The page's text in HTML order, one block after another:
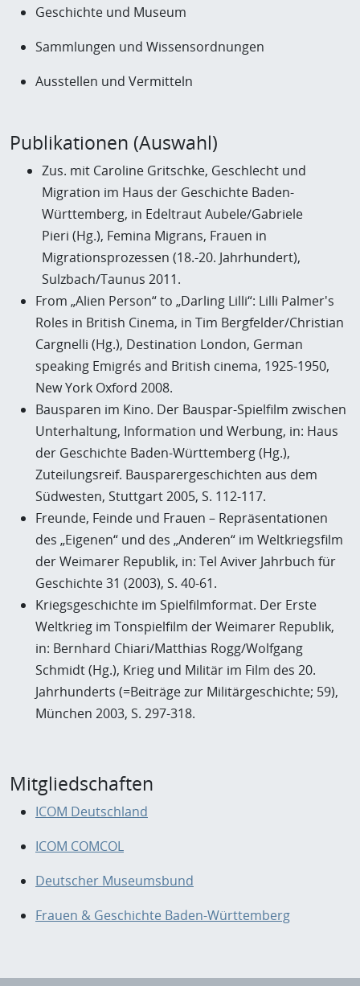
Geschichte und Museum
Sammlungen und Wissensordnungen
Ausstellen und Vermitteln
Publikationen (Auswahl)
Zus. mit Caroline Gritschke, Geschlecht und
Migration im Haus der Geschichte Baden-
Württemberg, in Edeltraut Aubele/Gabriele
Pieri (Hg.), Femina Migrans, Frauen in
Migrationsprozessen (18.-20. Jahrhundert),
Sulzbach/Taunus 2011.
From „Alien Person“ to „Darling Lilli“: Lilli Palmer's
Roles in British Cinema, in Tim Bergfelder/Christian
Cargnelli (Hg.), Destination London, German
speaking Emigrés and British cinema, 1925-1950,
New York Oxford 2008.
Bausparen im Kino. Der Bauspar-Spielfilm zwischen
Unterhaltung, Information und Werbung, in: Haus
der Geschichte Baden-Württemberg (Hg.),
Zuteilungsreif. Bausparergeschichten aus dem
Südwesten, Stuttgart 2005, S. 112-117.
Freunde, Feinde und Frauen – Repräsentationen
des „Eigenen“ und des „Anderen“ im Weltkriegsfilm
der Weimarer Republik, in: Tel Aviver Jahrbuch für
Geschichte 31 (2003), S. 40-61.
Kriegsgeschichte im Spielfilmformat. Der Erste
Weltkrieg im Tonspielfilm der Weimarer Republik,
in: Bernhard Chiari/Matthias Rogg/Wolfgang
Schmidt (Hg.), Krieg und Militär im Film des 20.
Jahrhunderts (=Beiträge zur Militärgeschichte; 59),
München 2003, S. 297-318.
Mitgliedschaften
ICOM Deutschland
ICOM COMCOL
Deutscher Museumsbund
Frauen & Geschichte Baden-Württemberg